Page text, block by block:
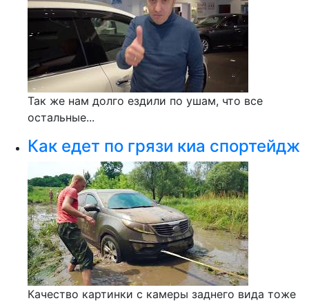
Так же нам долго ездили по ушам, что все
остальные...
Как едет по грязи киа спортейдж
Качество картинки с камеры заднего вида тоже